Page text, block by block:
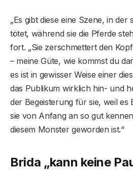
„Es gibt diese eine Szene, in
tötet, während sie die Pferde
fort. „Sie zerschmettert den
– meine Güte, wie kommst du
es ist in gewisser Weise einer
das Publikum wirklich hin- und
der Begeisterung für sie, weil es
sie von Anfang an so gut
diesem Monster geworden ist.“
Brida „kann keine